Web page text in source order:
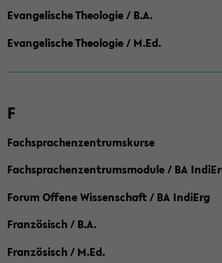
Evangelische Theologie / B.A.
Evangelische Theologie / M.Ed.
F
Fachsprachenzentrumskurse
Fachsprachenzentrumsmodule / BA
Forum Offene Wissenschaft / BA IndiErg
Französisch / B.A.
Französisch / M.Ed.